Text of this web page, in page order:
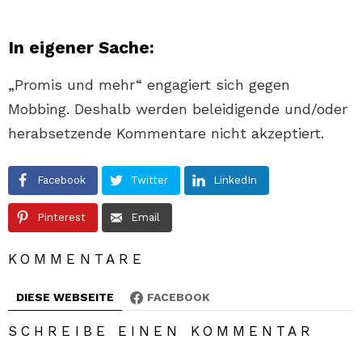
In eigener Sache:
„Promis und mehr“ engagiert sich gegen
Mobbing. Deshalb werden beleidigende und/oder
herabsetzende Kommentare nicht akzeptiert.
Facebook Twitter LinkedIn
Pinterest Email
KOMMENTARE
DIESE WEBSEITE FACEBOOK
SCHREIBE EINEN KOMMENTAR